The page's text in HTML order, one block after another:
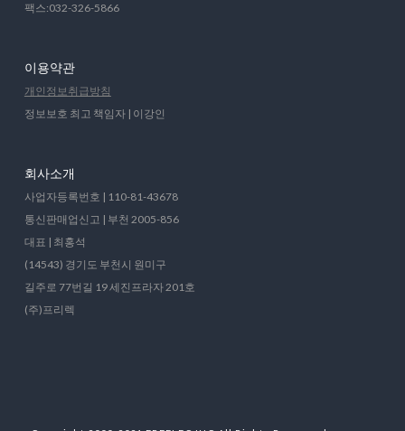
팩스:032-326-5866
이용약관
개인정보취급방침
정보보호 최고 책임자 | 이강인
회사소개
사업자등록번호 | 110-81-43678
통신판매업신고 | 부천 2005-856
대표 | 최홍석
(14543) 경기도 부천시 원미구
길주로 77번길 19 세진프라자 201호
(주)프리렉